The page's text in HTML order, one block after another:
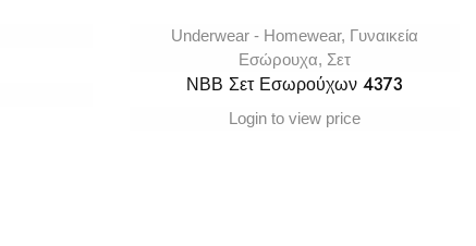
Underwear - Homewear, Γυναικεία
Εσώρουχα, Σετ
ΝΒΒ Σετ Εσωρούχων 4373
Login to view price